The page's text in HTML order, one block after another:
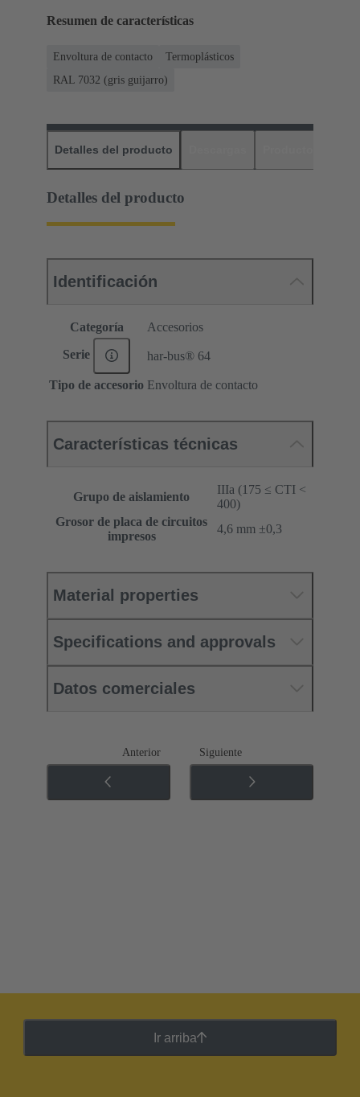
Resumen de características
Envoltura de contacto
Termoplásticos
RAL 7032 (gris guijarro)
Detalles del producto
Detalles del producto
Identificación
Categoría Accesorios
Serie har-bus® 64
Tipo de accesorio Envoltura de contacto
Características técnicas
Grupo de aislamiento
IIIa (175 ≤ CTI <
400)
Grosor de placa de circuitos
impresos
‌4,6 mm ±0,3 ‌
Material properties
Specifications and approvals
Datos comerciales
Anterior Siguiente
Ir arriba